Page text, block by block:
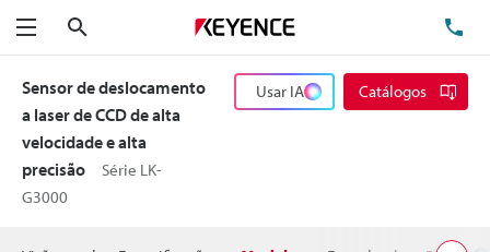
Menu
Sensor de deslocamento
a laser de CCD de alta
velocidade e alta
precisão
Série LK-
G3000
Usar IA Catálogos